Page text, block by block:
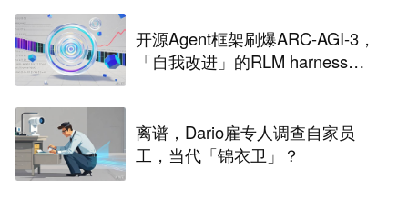
开源Agent框架刷爆ARC-AGI-3，
「自我改进」的RLM harness引
离谱，Dario雇专人调查自家员
工，当代「锦衣卫」？